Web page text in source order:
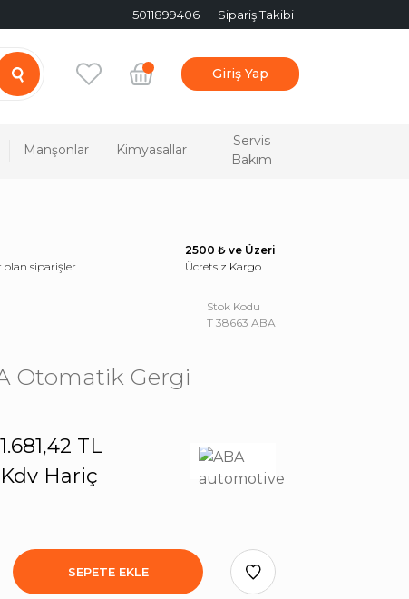
5011899406 Sipariş Takibi
Giriş Yap
Manşonlar Kimyasallar
Servis
Bakım
olan siparişler
2500 ₺ ve Üzeri
Ücretsiz Kargo
Stok Kodu
T 38663 ABA
Otomatik Gergi
1.681,42 TL
Kdv Hariç
SEPETE EKLE